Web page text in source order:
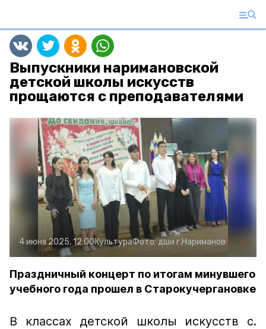
Выпускники наримановской
детской школы искусств
прощаются с преподавателями
4 июня 2025, 12:00КультураФото:дши г.Нариманов
Праздничный концерт по итогам минувшего
учебного года прошел в Старокучергановке
В классах детской школы искусств с.